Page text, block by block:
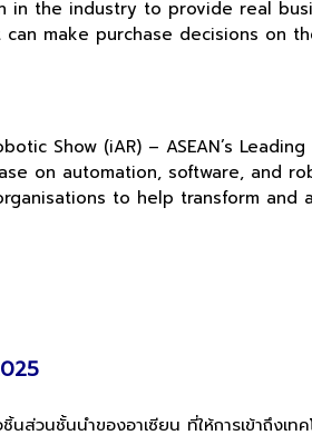
in the industry to provide real
make purchase decisions on
Show (iAR) – ASEAN’s
on automation, software, and
to help transform and
วนชั้นนำของอาเซียน ที่ให้การเข้าถึงเท